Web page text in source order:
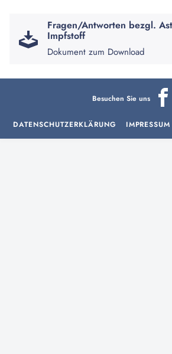
Fragen/Antworten bezgl.
Impfstoff
Dokument zum Download
Besuchen Sie uns
DATENSCHUTZERKLÄRUNG IMPRESSUM